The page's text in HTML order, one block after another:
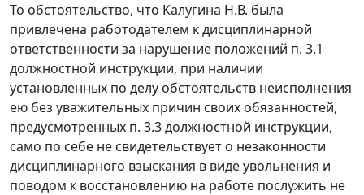
То обстоятельство, что Калугина Н.В. была
привлечена работодателем к дисциплинарной
ответственности за нарушение положений п. 3.1
должностной инструкции, при наличии
установленных по делу обстоятельств неисполнения
ею без уважительных причин своих обязанностей,
предусмотренных п. 3.3 должностной инструкции,
само по себе не свидетельствует о незаконности
дисциплинарного взыскания в виде увольнения и
поводом к восстановлению на работе послужить не